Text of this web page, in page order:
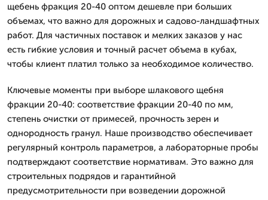
щебень фракция 20-40 оптом дешевле при больших
объемах, что важно для дорожных и садово-ландшафтных
работ. Для частичных поставок и мелких заказов у нас
есть гибкие условия и точный расчет объема в кубах,
чтобы клиент платил только за необходимое количество.
Ключевые моменты при выборе шлакового щебня
фракции 20-40: соответствие фракции 20-40 по мм,
степень очистки от примесей, прочность зерен и
однородность гранул. Наше производство обеспечивает
регулярный контроль параметров, а лабораторные пробы
подтверждают соответствие нормативам. Это важно для
строительных подрядов и гарантийной
предусмотрительности при возведении дорожной